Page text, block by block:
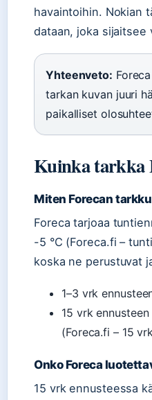
havaintoihin. Nokian
dataan, joka sijaitsee
Yhteenveto:
tarkan kuvan juuri
paikalliset
Kuinka tarkka
Miten Forecan
Foreca tarjoaa
-5 °C (Foreca.fi –
koska ne perustuvat
1–3 vrk
15 vrk
(Foreca.fi – 15
Onko Foreca
15 vrk ennusteessa